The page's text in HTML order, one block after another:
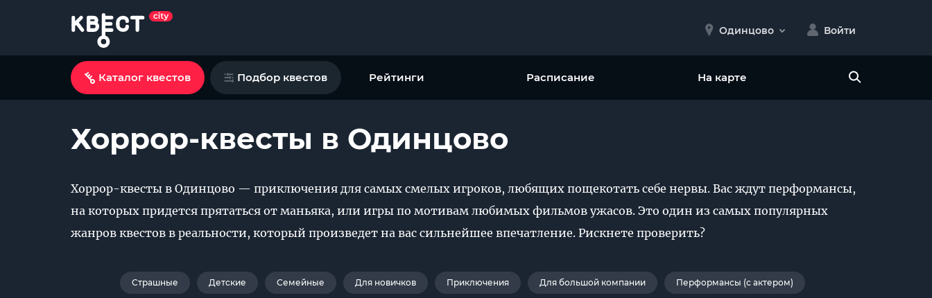
Одинцово Войти
Каталог квестов Подбор квестов Рейтинги Расписание На карте
Хоррор-квесты в Одинцово
Хоррор-квесты в Одинцово — приключения для самых смелых игроков, любящих пощекотать себе нервы. Вас ждут перформансы,
на которых придется прятаться от маньяка, или игры по мотивам любимых фильмов ужасов. Это один из самых популярных
жанров квестов в реальности, который произведет на вас сильнейшее впечатление. Рискнете проверить?
Страшные Детские Семейные Для новичков Приключения Для большой компании Перформансы (с актером)